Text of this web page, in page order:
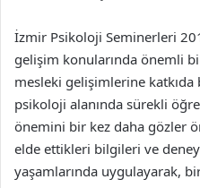
İzmir Psikoloji Seminerleri
gelişim konularında önemli
mesleki gelişimlerine
psikoloji alanında sürekli
önemini bir kez daha gözler
elde ettikleri bilgileri ve
yaşamlarında uygulayarak,